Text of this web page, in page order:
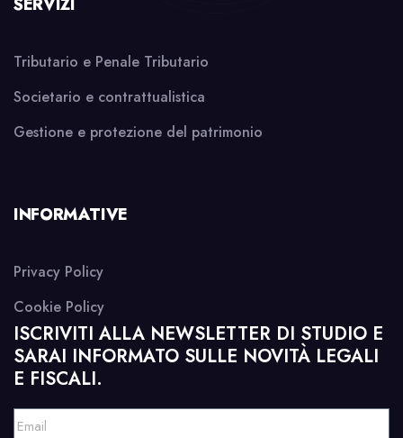
Tributario e Penale Tributario
Societario e contrattualistica
Gestione e protezione del patrimonio
INFORMATIVE
Privacy Policy
Cookie Policy
ISCRIVITI ALLA NEWSLETTER DI STUDIO E
SARAI INFORMATO SULLE NOVITÀ LEGALI
E FISCALI.